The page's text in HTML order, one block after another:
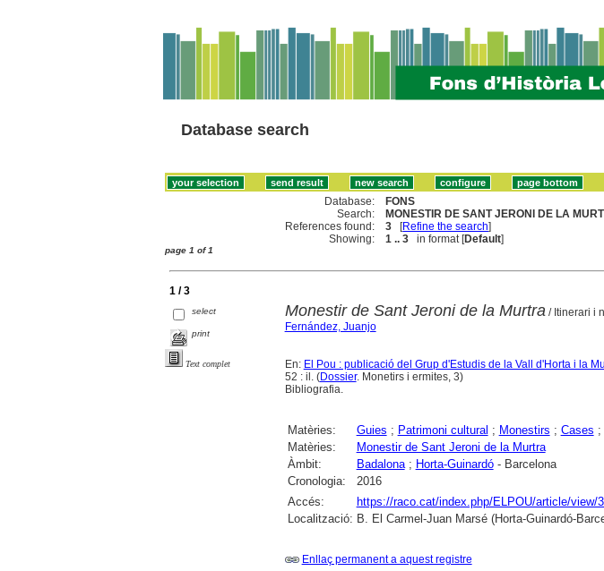
Database search
Database:
FONS
Search:
MONESTIR DE SANT JERONI DE LA
References found:
3 [Refine the search]
Showing:
1 .. 3 in format [Default]
page 1 of 1
1 / 3
select
print
Text complet
Monestir de Sant Jeroni de la Murtra/ Itinerari i
Fernández, Juanjo
En: El Pou : publicació del Grup d'Estudis de la Vall d'Horta i la
52 : il. (Dossier. Monetirs i ermites, 3)
Bibliografia.
Matèries: Guies ; Patrimoni cultural ; Monestirs ; Cases ;
Matèries:
Monestir de Sant Jeroni de la Murtra
Àmbit:
Badalona; Horta-Guinardó- Barcelona
Cronologia:
2016
Accés:
https://raco.cat/index.php/ELPOU/article/view/
Localització: B. El Carmel-Juan Marsé (Horta-Guinardó-
Enllaç permanent a aquest registre